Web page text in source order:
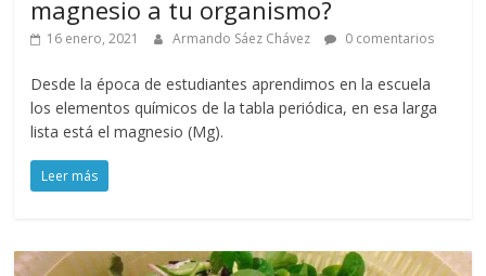
magnesio a tu organismo?
16 enero, 2021 Armando Sáez Chávez 0 comentarios
Desde la época de estudiantes aprendimos en la escuela
los elementos químicos de la tabla periódica, en esa larga
lista está el magnesio (Mg).
Leer más